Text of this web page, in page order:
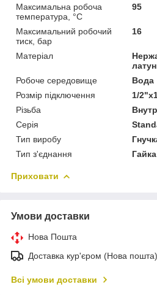
Максимальна робоча
температура, °C
95
Максимальний робочий
тиск, бар
16
Матеріал
Робоче середовище
Вода
Розмір підключення
1/
Різьба
Серія
Тип виробу
Тип з'єднання
Приховати
Умови доставки
Нова Пошта
Доставка кур'єром (Нова пошта)
Всі умови доставки